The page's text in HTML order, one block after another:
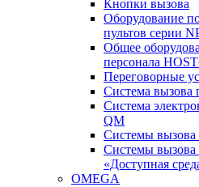
Кнопки вызова
Оборудование
пультов серии
Общее
персонала
Переговорные
Система
Система
QM
Системы вызова
Системы вызова
«Доступная
OMEGA